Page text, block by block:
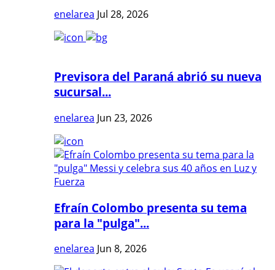
enelarea Jul 28, 2026
Previsora del Paraná abrió su nueva
sucursal...
enelarea Jun 23, 2026
Efraín Colombo presenta su tema
para la "pulga"...
enelarea Jun 8, 2026